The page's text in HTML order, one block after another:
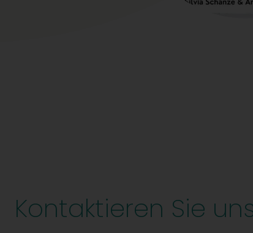
Kontaktieren Sie